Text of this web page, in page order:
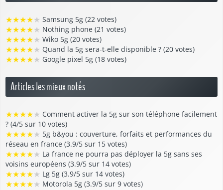
★★★★★ Samsung 5g (22 votes)
★★★★★ Nothing phone (21 votes)
★★★★★ Wiko 5g (20 votes)
★★★★★ Quand la 5g sera-t-elle disponible ? (20 votes)
★★★★★ Google pixel 5g (18 votes)
Articles les mieux notés
★★★★★ Comment activer la 5g sur son téléphone facilement
? (4/5 sur 10 votes)
★★★★★ 5g b&you : couverture, forfaits et performances du
réseau en france (3.9/5 sur 15 votes)
★★★★★ La france ne pourra pas déployer la 5g sans ses
voisins européens (3.9/5 sur 14 votes)
★★★★★ Lg 5g (3.9/5 sur 14 votes)
★★★★★ Motorola 5g (3.9/5 sur 9 votes)